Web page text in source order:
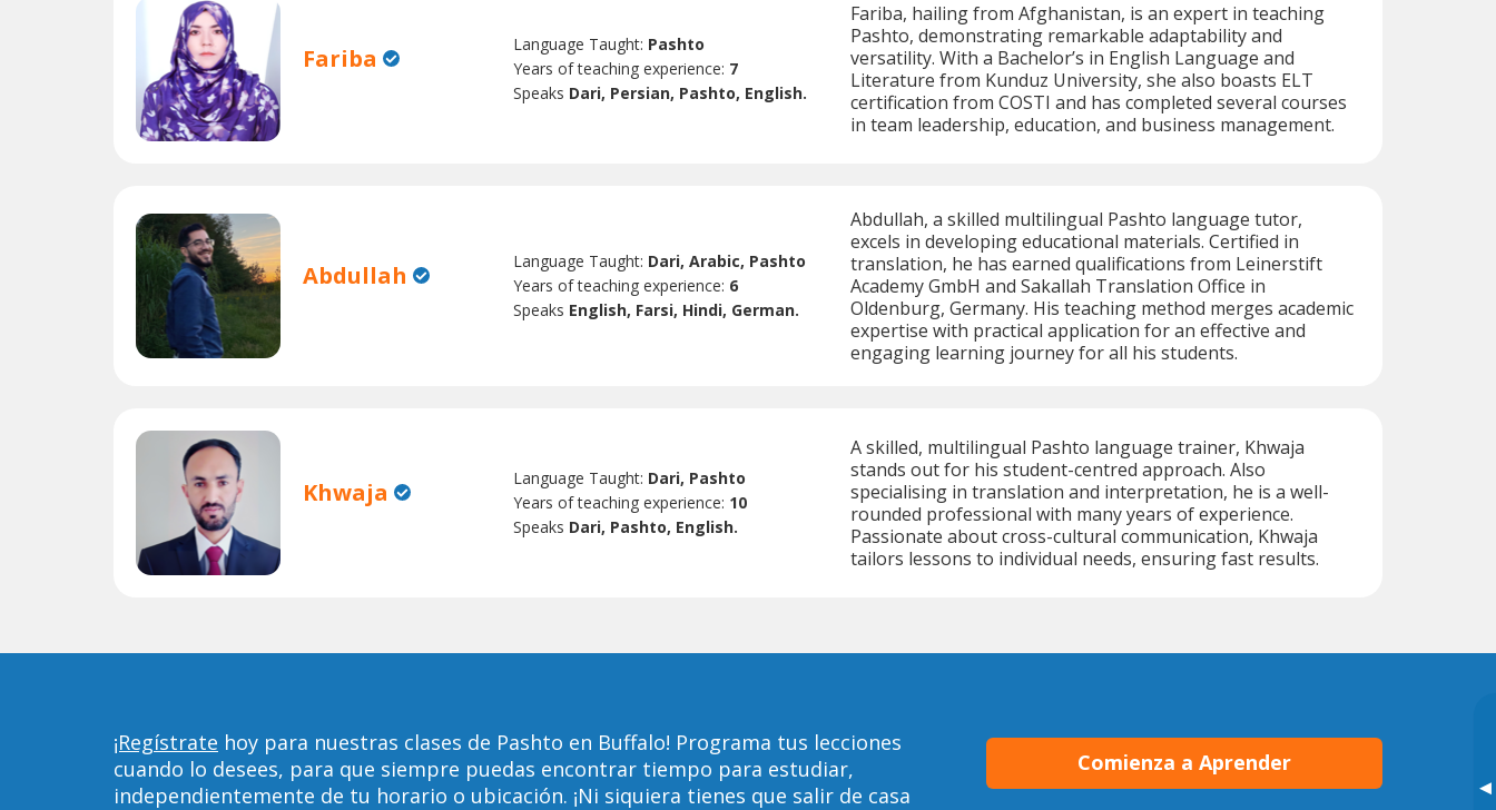
▸
Fariba Language Taught: Pashto
Years of teaching experience: 7
Speaks Dari, Persian, Pashto, English.
Fariba, hailing from Afghanistan, is an expert in teaching
Pashto, demonstrating remarkable adaptability and
versatility. With a Bachelor’s in English Language and
Literature from Kunduz University, she also boasts ELT
certification from COSTI and has completed several courses
in team leadership, education, and business management.
Abdullah Language Taught: Dari, Arabic, Pashto
Years of teaching experience: 6
Speaks English, Farsi, Hindi, German.
Abdullah, a skilled multilingual Pashto language tutor,
excels in developing educational materials. Certified in
translation, he has earned qualifications from Leinerstift
Academy GmbH and Sakallah Translation Office in
Oldenburg, Germany. His teaching method merges academic
expertise with practical application for an effective and
engaging learning journey for all his students.
Khwaja Language Taught: Dari, Pashto
Years of teaching experience: 10
Speaks Dari, Pashto, English.
A skilled, multilingual Pashto language trainer, Khwaja
stands out for his student-centred approach. Also
specialising in translation and interpretation, he is a well-
rounded professional with many years of experience.
Passionate about cross-cultural communication, Khwaja
tailors lessons to individual needs, ensuring fast results.
¡Regístrate hoy para nuestras clases de Pashto en Buffalo! Programa tus lecciones
cuando lo desees, para que siempre puedas encontrar tiempo para estudiar,
independientemente de tu horario o ubicación. ¡Ni siquiera tienes que salir de casa
Comienza a Aprender